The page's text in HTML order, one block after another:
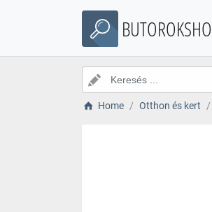
Home Otthon és kert